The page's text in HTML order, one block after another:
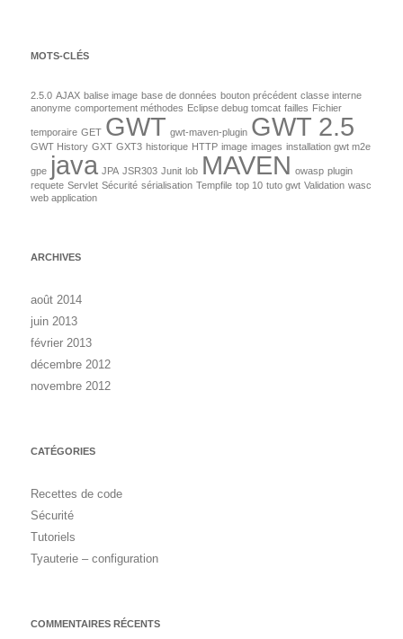
MOTS-CLÉS
2.5.0 AJAX balise image base de données bouton précédent classe interne
anonyme comportement méthodes Eclipse debug tomcat failles Fichier
temporaire GET GWT gwt-maven-plugin GWT 2.5
GWT History GXT GXT3 historique HTTP image images installation gwt m2e
gpe java JPA JSR303 Junit lob MAVEN owasp plugin
requete Servlet Sécurité sérialisation Tempfile top 10 tuto gwt Validation wasc
web application
ARCHIVES
août 2014
juin 2013
février 2013
décembre 2012
novembre 2012
CATÉGORIES
Recettes de code
Sécurité
Tutoriels
Tyauterie – configuration
COMMENTAIRES RÉCENTS